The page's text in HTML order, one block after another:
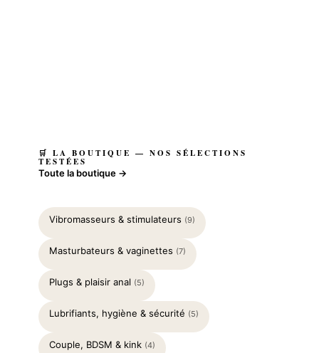
🛒 LA BOUTIQUE — NOS SÉLECTIONS
TESTÉES
Toute la boutique →
Vibromasseurs & stimulateurs (9)
Masturbateurs & vaginettes (7)
Plugs & plaisir anal (5)
Lubrifiants, hygiène & sécurité (5)
Couple, BDSM & kink (4)